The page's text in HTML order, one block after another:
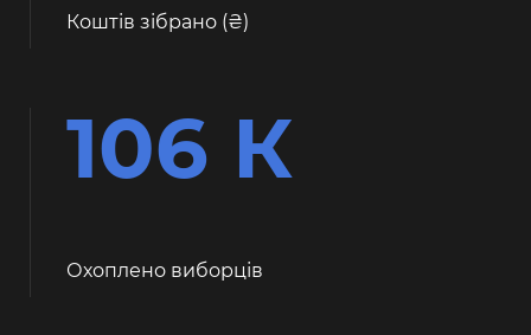
Коштів зібрано ( )
106 К
Охоплено виборців